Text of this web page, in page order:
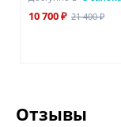
10 700 ₽ 21 400 ₽
Отзывы